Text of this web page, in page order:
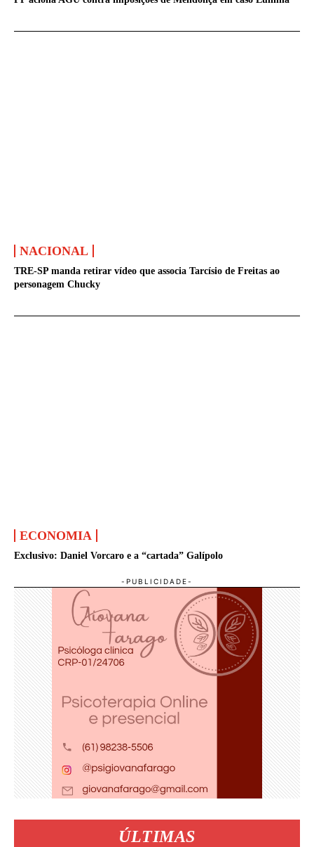
NACIONAL
TRE-SP manda retirar vídeo que associa Tarcísio de Freitas ao
personagem Chucky
ECONOMIA
Exclusivo: Daniel Vorcaro e a “cartada” Galípolo
ÚLTIMAS